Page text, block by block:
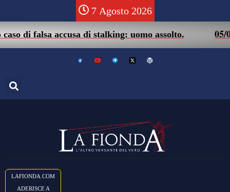
7 Agosto 2026
accusa di stalking: uomo assolto. 05/08 –
LAFIONDA.COM
ADERISCE A